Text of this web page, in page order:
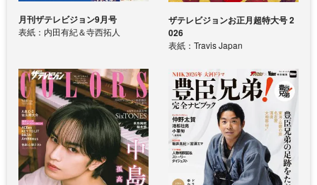
月刊ザテレビジョン9月号
表紙：内田有紀＆寺西拓人
ザテレビジョンお正月超特大号 2
026
表紙：Travis Japan